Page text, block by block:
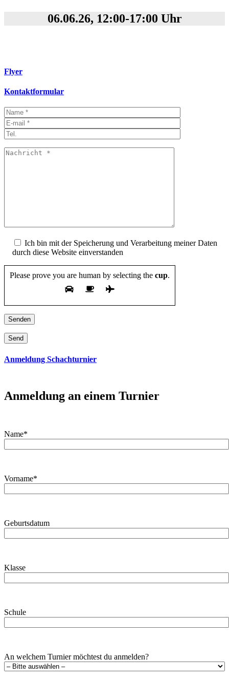
06.06.26, 12:00-17:00 Uhr
Flyer
Kontaktformular
Ich bin mit der Speicherung und Verarbeitung meiner Daten
durch diese Website einverstanden
Please prove you are human by selecting the cup.
Senden
Anmeldung Schachturnier
Anmeldung an einem Turnier
Name*
Vorname*
Geburtsdatum
Klasse
Schule
An welchem Turnier möchtest du anmelden?